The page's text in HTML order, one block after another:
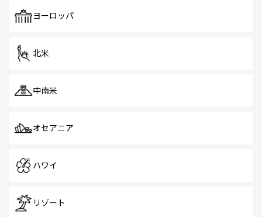
で、ホーカーズは地元の風情を楽しめる外せないスポット
ヨーロッパ
北米
中南米
オセアニア
ハワイ
リゾート